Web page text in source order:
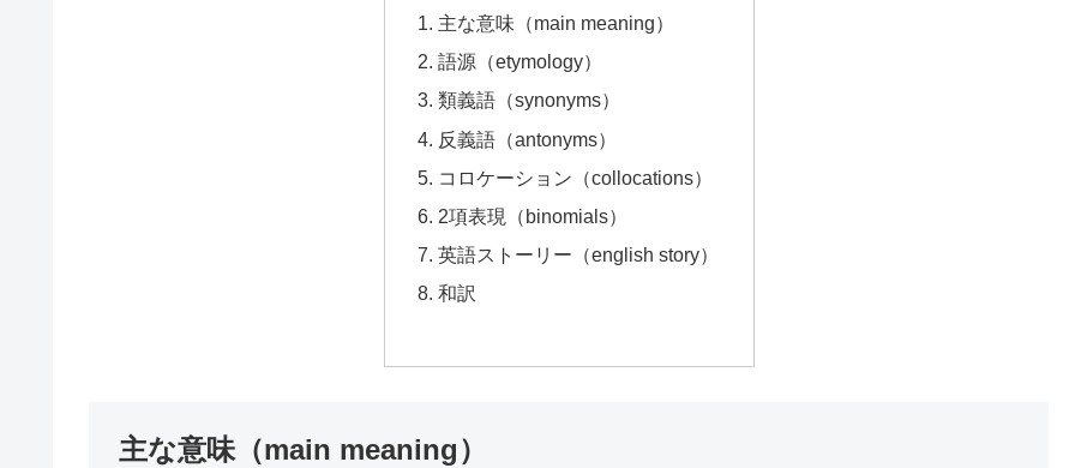
主な意味（main meaning）
語源（etymology）
類義語（synonyms）
反義語（antonyms）
コロケーション（collocations）
2項表現（binomials）
英語ストーリー（english story）
和訳
主な意味（main meaning）